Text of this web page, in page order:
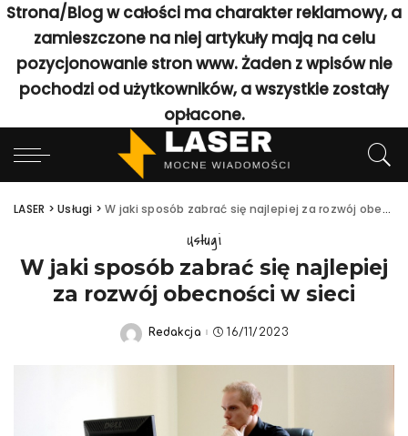
Strona/Blog w całości ma charakter reklamowy, a
zamieszczone na niej artykuły mają na celu
pozycjonowanie stron www. Żaden z wpisów nie
pochodzi od użytkowników, a wszystkie zostały
opłacone.
LASER >Usługi >W jaki sposób zabrać się najlepiej za rozwój obecności w sieci
Usługi
W jaki sposób zabrać się najlepiej
za rozwój obecności w sieci
Posted
Redakcja 16/11/2023